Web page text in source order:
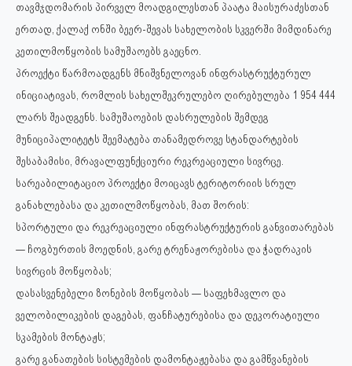
თავმჯდომარის პირველ მოადგილესთან პაატა მაისურაძესთან
ერთად, ქალაქ ონში ბეერ-შევას სახელობის სკვერში მიმდინარე
კეთილმოწყობის სამუშაოებს გაეცნო.
პროექტი წარმოადგენს მნიშვნელოვან ინფრასტრუქტურულ
ინიციატივას, რომლის სახელშეკრულებო ღირებულება 1 954 444
ლარს შეადგენს. სამუშაოების დასრულების შემდეგ
მუნიციპალიტეტს შეემატება თანამედროვე სტანდარტების
შესაბამისი, მრავალფუნქციური რეკრეაციული სივრცე.
სარეაბილიტაციო პროექტი მოიცავს ტერიტორიის სრულ
განახლებასა და კეთილმოწყობას, მათ შორის:
სპორტული და რეკრეაციული ინფრასტრუქტურის განვითარებას
— ჩოგბურთის მოედნის, გარე ტრენაჟორებისა და ჭადრაკის
სივრცის მოწყობას;
დასასვენებელი ზონების მოწყობას — საფეხმავლო და
ველობილიკების დაგებას, ფანჩატურებისა და დეკორატიული
სკამების მონტაჟს;
გარე განათების სისტემების დამონტაჟებასა და გამწვანების